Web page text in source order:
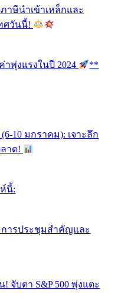
าษีนำเข้าเหล็กและ
ศวันนี้!
พุ่งแรงในปี 2024
**
10 มกราคม): เจาะลึก
าด!
นี้:
ารประชุมสำคัญและ
จับตา S&P 500 พุ่งแตะ